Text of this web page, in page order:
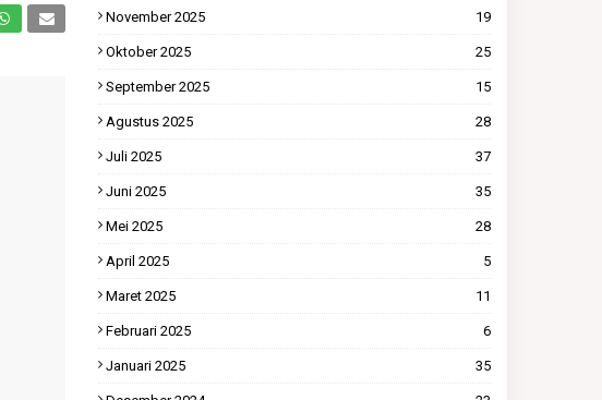
November 2025 19
Oktober 2025 25
September 2025 15
Agustus 2025 28
Juli 2025 37
Juni 2025 35
Mei 2025 28
April 2025 5
Maret 2025 11
Februari 2025 6
Januari 2025 35